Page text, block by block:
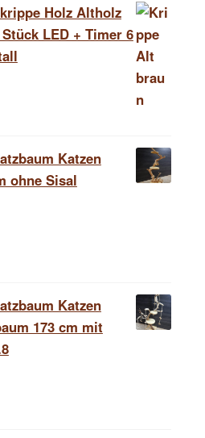
Holz Altholz
LED + Timer 6
Katzen
ohne Sisal
Katzen
173 cm mit